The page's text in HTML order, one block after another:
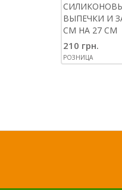
ВЫПЕЧКИ И
СМ НА 27 СМ
210 грн.
РОЗНИЦА